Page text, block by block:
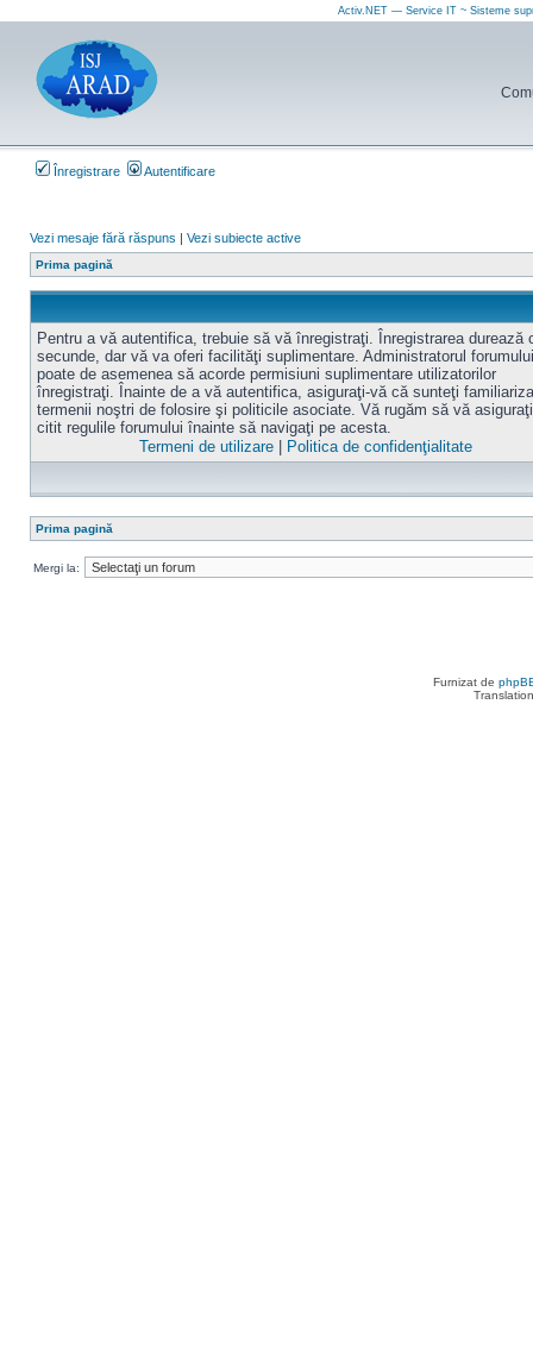
Activ.NET — Service IT ~ Sisteme
Înregistrare Autentificare
Vezi mesaje fără răspuns | Vezi subiecte active
Prima pagină
Pentru a vă autentifica, trebuie să vă înregistraţi. Înregistrarea durează
secunde, dar vă va oferi facilităţi suplimentare. Administratorul forumului
poate de asemenea să acorde permisiuni suplimentare utilizatorilor
înregistraţi. Înainte de a vă autentifica, asiguraţi-vă că sunteţi
termenii noştri de folosire şi politicile asociate. Vă rugăm să vă
citit regulile forumului înainte să navigaţi pe acesta.
Termeni de utilizare
Politica de confidenţialitate
Prima pagină
Mergi la:
Furnizat de